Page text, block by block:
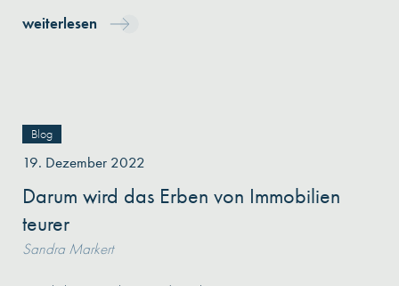
weiterlesen
Blog
19. Dezember 2022
Darum wird das Erben von Immobilien
teurer
Sandra Markert